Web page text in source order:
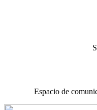
Espacio de